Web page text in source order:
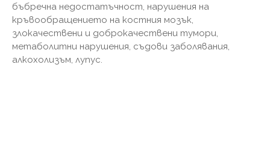
бъбречна недостатъчност, нарушения на
кръвообращението на костния мозък,
злокачествени и доброкачествени тумори,
метаболитни нарушения, съдови заболявания,
алкохолизъм, лупус.